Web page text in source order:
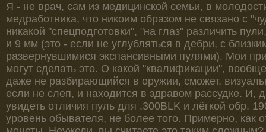
Я - не врач, сам из медицинской семьи, в
медработника, что никоим образом не связано с
никакой "спецподготовки", "на глаз" различить
и 9 мм (это - если не углубляться в дебри, с
развернувшимися экспансивными пулями). Мои
могут сделать это. О какой "квалификации",
даже не разбирающийся в оружии, сможет,
если не слеп, и находится в здравом рассудке. И,
увидеть отличия пуль для .300BLK и лёгкой обр.
уровень обывателя, не более того. Примерно, как